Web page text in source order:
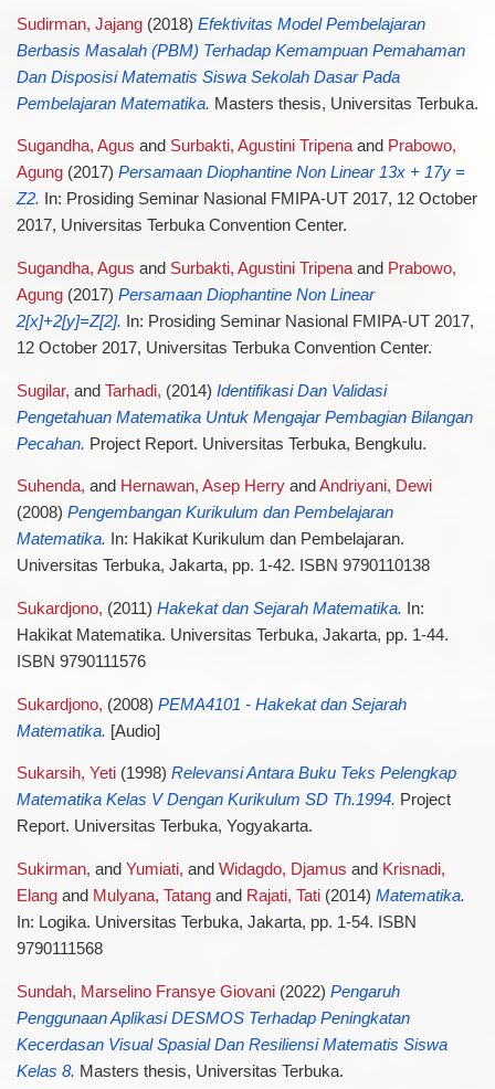
Sudirman, Jajang(2018) Efektivitas Model Pembelajaran
Berbasis Masalah (PBM) Terhadap Kemampuan Pemahaman
Dan Disposisi Matematis Siswa Sekolah Dasar Pada
Pembelajaran Matematika. Masters thesis, Universitas Terbuka.
Sugandha, Agus and Surbakti, Agustini Tripenaand Prabowo,
Agung(2017) Persamaan Diophantine Non Linear 13x + 17y =
Z2. In: Prosiding Seminar Nasional FMIPA-UT 2017, 12 October
2017, Universitas Terbuka Convention Center.
Sugandha, Agus and Surbakti, Agustini Tripenaand Prabowo,
Agung(2017) Persamaan Diophantine Non Linear
2[x]+2[y]=Z[2]. In: Prosiding Seminar Nasional FMIPA-UT 2017,
12 October 2017, Universitas Terbuka Convention Center.
Sugilar, and Tarhadi, (2014) Identifikasi Dan Validasi
Pengetahuan Matematika Untuk Mengajar Pembagian Bilangan
Pecahan. Project Report. Universitas Terbuka, Bengkulu.
Suhenda, and Hernawan, Asep Herryand Andriyani, Dewi
(2008) Pengembangan Kurikulum dan Pembelajaran
Matematika. In: Hakikat Kurikulum dan Pembelajaran.
Universitas Terbuka, Jakarta, pp. 1-42. ISBN 9790110138
Sukardjono, (2011) Hakekat dan Sejarah Matematika. In:
Hakikat Matematika. Universitas Terbuka, Jakarta, pp. 1-44.
ISBN 9790111576
Sukardjono, (2008) PEMA4101 - Hakekat dan Sejarah
Matematika. [Audio]
Sukarsih, Yeti(1998) Relevansi Antara Buku Teks Pelengkap
Matematika Kelas V Dengan Kurikulum SD Th.1994. Project
Report. Universitas Terbuka, Yogyakarta.
Sukirman, and Yumiati, and Widagdo, Djamus and Krisnadi,
Elangand Mulyana, Tatangand Rajati, Tati(2014) Matematika.
In: Logika. Universitas Terbuka, Jakarta, pp. 1-54. ISBN
9790111568
Sundah, Marselino Fransye Giovani(2022) Pengaruh
Penggunaan Aplikasi DESMOS Terhadap Peningkatan
Kecerdasan Visual Spasial Dan Resiliensi Matematis Siswa
Kelas 8. Masters thesis, Universitas Terbuka.